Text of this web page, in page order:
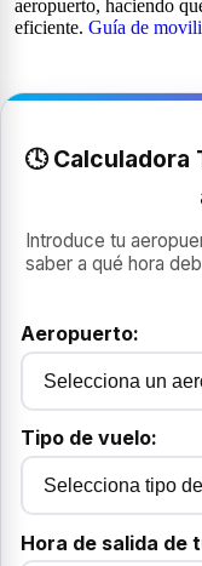
aeropuerto, haciendo
eficiente. Guía de